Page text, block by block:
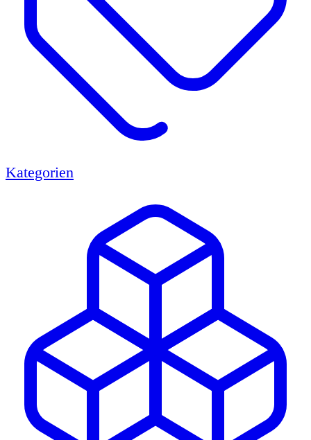
Kategorien